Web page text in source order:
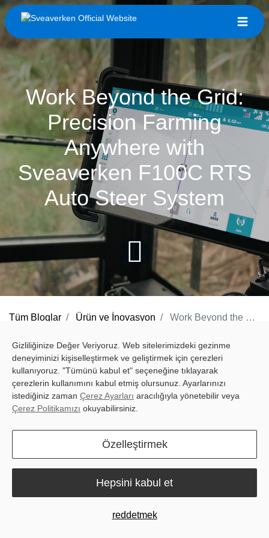
Work Beyond the Grid:
Precision Farming
Anywhere with
Sveaverken F100C RTS
Auto Steer System
Tüm Bloglar Ürün ve İnovasyon Work Beyond the Grid: Precision Farming Anywhere with Sveaverken F100C RTS Auto Steer System
Remote fields often present a challenge for standard auto-steer
systems, where limited network coverage can affect positioning
accuracy and lead to uneven rows, repeated passes, higher fuel
consumption, and lost time.
provides ±2.5 cm accuracy without network
signals or base stations. It enables farmers to maintain precise
greater efficiency, and higher productivity across every pass.
Gizliliğinize Değer Veriyoruz. Web sitelerimizdeki gezinme
deneyiminizi kişiselleştirmek ve geliştirmek için çerezleri
kullanıyoruz. "Tümünü kabul et" seçeneğine tıklayarak
çerezlerin kullanımını kabul etmiş olursunuz. Ayarlarınızı
istediğiniz zaman Çerez Ayarları aracılığıyla yönetebilir veya
Çerez Politikamızı okuyabilirsiniz.
Özelleştirmek
reddetmek
Hepsini kabul et